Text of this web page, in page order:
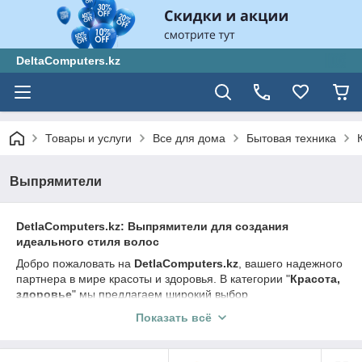
DeltaComputers.kz
Товары и услуги Все для дома Бытовая техника
Выпрямители
DetlaComputers.kz: Выпрямители для создания
идеального стиля волос
Добро пожаловать на DetlaComputers.kz , вашего надежного
партнера в мире красоты и здоровья. В категории "Красота,
здоровье" мы предлагаем широкий выбор
создать идеальный стиль для ваших волос. Наши
Показать всё